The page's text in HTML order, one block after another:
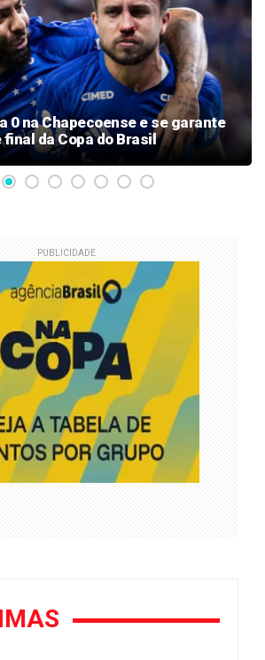
0 na Chapecoense e se garante
da Copa do Brasil
PUBLICIDADE